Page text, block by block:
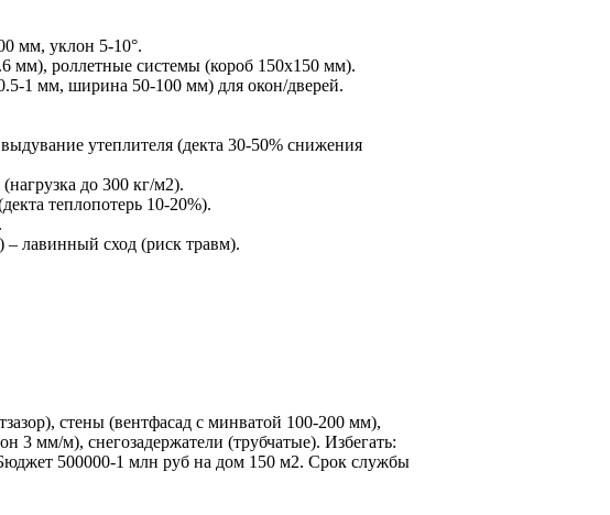
мм, уклон 5-10°.
роллетные системы (короб 150x150 мм).
1 мм, ширина 50-100 мм) для окон/дверей.
утеплителя (декта 30-50% снижения
до 300 кг/м2).
теплопотерь 10-20%).
– лавинный сход (риск травм).
стены (вентфасад с минватой 100-200 мм),
3 мм/м), снегозадержатели (трубчатые). Избегать:
500000-1 млн руб на дом 150 м2. Срок службы